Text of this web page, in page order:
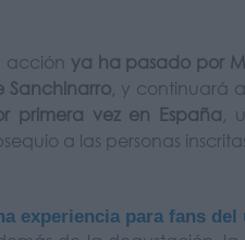
acción ya ha pasado por
Sanchinarro , y continuará
primera vez en España ,
a las personas
experiencia para fans